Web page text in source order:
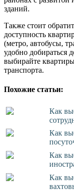
зданий.
Также стоит
доступность
(метро, автобусы,
удобно добираться
выбирайте
транспорта.
Похожие статьи:
Как
Как
Как
Как